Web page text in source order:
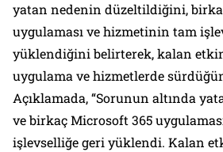
yatan nedenin düzeltildiğini,
uygulaması ve hizmetinin tam
yüklendiğini belirterek, kalan
uygulama ve hizmetlerde
Açıklamada, “Sorunun altında
ve birkaç Microsoft 365
işlevselliğe geri yüklendi. Kalan